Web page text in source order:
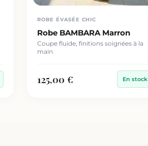
ROBE ÉVASÉE CHIC
Robe BAMBARA Marron
Coupe fluide, finitions soignées à la
main
125,00 € En stock